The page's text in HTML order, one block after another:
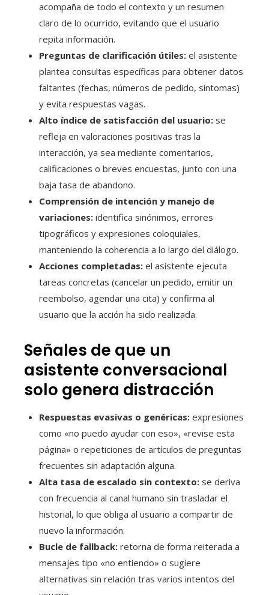
acompaña de todo el contexto y un resumen
claro de lo ocurrido, evitando que el usuario
repita información.
Preguntas de clarificación útiles: el asistente
plantea consultas específicas para obtener datos
faltantes (fechas, números de pedido, síntomas)
y evita respuestas vagas.
Alto índice de satisfacción del usuario: se
refleja en valoraciones positivas tras la
interacción, ya sea mediante comentarios,
calificaciones o breves encuestas, junto con una
baja tasa de abandono.
Comprensión de intención y manejo de
variaciones: identifica sinónimos, errores
tipográficos y expresiones coloquiales,
manteniendo la coherencia a lo largo del diálogo.
Acciones completadas: el asistente ejecuta
tareas concretas (cancelar un pedido, emitir un
reembolso, agendar una cita) y confirma al
usuario que la acción ha sido realizada.
Señales de que un
asistente conversacional
solo genera distracción
Respuestas evasivas o genéricas: expresiones
como «no puedo ayudar con eso», «revise esta
página» o repeticiones de artículos de preguntas
frecuentes sin adaptación alguna.
Alta tasa de escalado sin contexto: se deriva
con frecuencia al canal humano sin trasladar el
historial, lo que obliga al usuario a compartir de
nuevo la información.
Bucle de fallback: retorna de forma reiterada a
mensajes tipo «no entiendo» o sugiere
alternativas sin relación tras varios intentos del